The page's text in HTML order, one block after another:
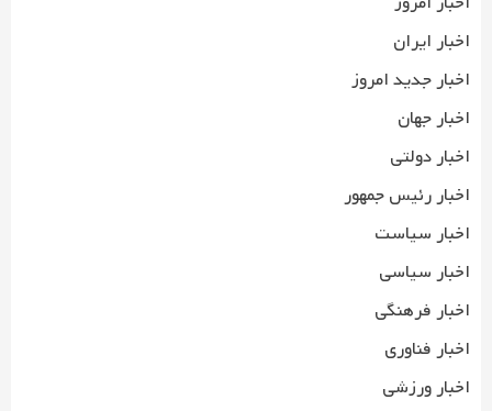
اخبار ایران
اخبار جدید امروز
اخبار جهان
اخبار دولتی
اخبار رئیس جمهور
اخبار سیاست
اخبار سیاسی
اخبار فرهنگی
اخبار فناوری
اخبار ورزشی